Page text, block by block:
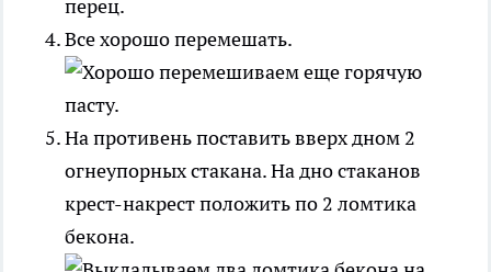
Все хорошо перемешать.
На противень поставить вверх дном 2
огнеупорных стакана. На дно стаканов
крест-накрест положить по 2 ломтика
бекона.